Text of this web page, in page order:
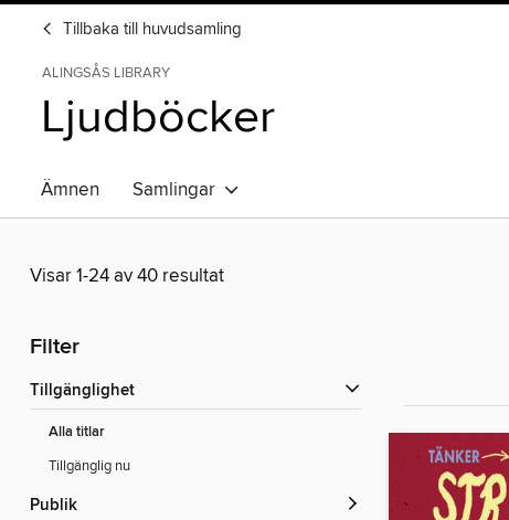
Tillbaka till huvudsamling
ALINGSÅS LIBRARY
Ljudböcker
Ämnen Samlingar
Visar 1-24 av 40 resultat
Filter
Tillgänglighet
Alla titlar
Tillgänglig nu
Publik